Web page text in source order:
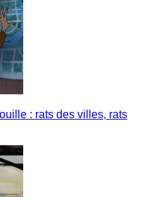
: rats des villes, rats